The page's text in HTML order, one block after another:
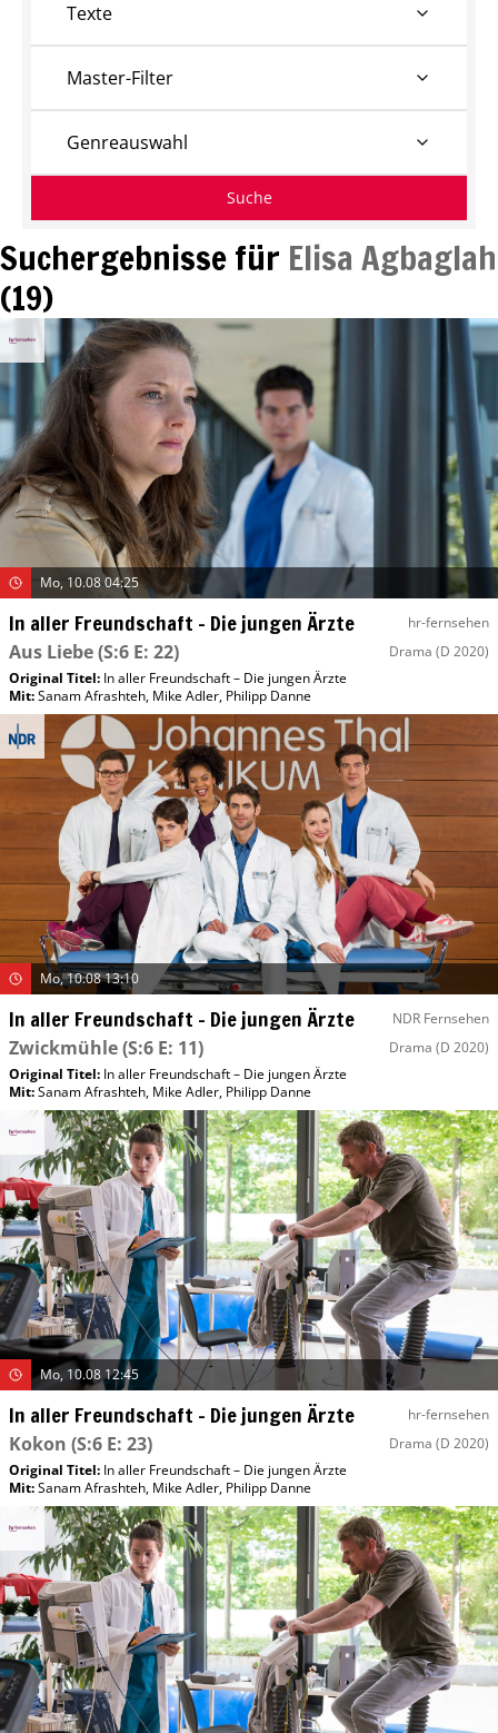
Suchergebnisse für Elisa Agbaglah
(19)
Mo, 10.08 04:25
In aller Freundschaft – Die jungen Ärzte hr-fernsehen
Aus Liebe(S:6 E: 22) Drama (D 2020)
Original Titel: In aller Freundschaft – Die jungen Ärzte
Mit:Sanam Afrashteh, Mike Adler, Philipp Danne
Mo, 10.08 13:10
In aller Freundschaft – Die jungen Ärzte NDR Fernsehen
Zwickmühle(S:6 E: 11) Drama (D 2020)
Original Titel: In aller Freundschaft – Die jungen Ärzte
Mit:Sanam Afrashteh, Mike Adler, Philipp Danne
Mo, 10.08 12:45
In aller Freundschaft – Die jungen Ärzte hr-fernsehen
Kokon (S:6 E: 23) Drama (D 2020)
Original Titel: In aller Freundschaft – Die jungen Ärzte
Mit:Sanam Afrashteh, Mike Adler, Philipp Danne
Texte
Master-Filter
Genreauswahl
Suche